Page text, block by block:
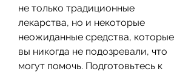
не только традиционные
лекарства, но и некоторые
неожиданные средства, которые
вы никогда не подозревали, что
могут помочь. Подготовьтесь к